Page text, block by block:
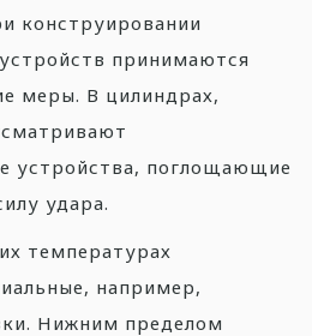
конструировании
принимаются
меры. В цилиндрах,
устройства, поглощающие
удара.
температурах
например,
Нижним пределом